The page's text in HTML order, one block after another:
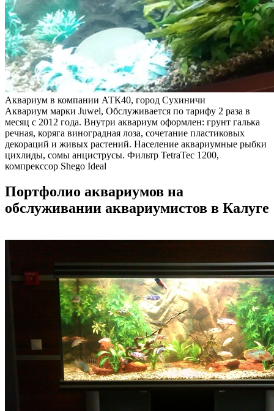
Аквариум в компании АТК40, город Сухиничи
Аквариум марки Juwel, Обслуживается по тарифу 2 раза в
месяц с 2012 года. Внутри аквариум оформлен: грунт галька
речная, коряга виноградная лоза, сочетание пластиковых
декораций и живых растений. Население аквариумные рыбки
цихлиды, сомы анциструсы. Фильтр TetraTec 1200,
компрекссор Shego Ideal
Портфолио аквариумов на
обслуживании аквариумистов в Калуге